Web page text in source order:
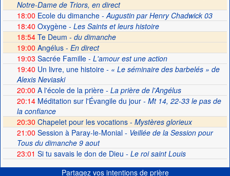
Notre-Dame de Triors, en direct
18:00 Ecole du dimanche- Augustin par Henry Chadwick 03
18:40 Oxygène- Les Saints et leurs histoire
18:54Te Deum - du dimanche
19:00 Angélus - En direct
19:03 Sacrée Famille- L'amour est une action
19:40 Un livre, une histoire- « Le séminaire des barbelés » de
Alexis Neviaski
20:00 A l'école de la prière- La prière de l'Angélus
20:14Méditation sur l'Évangile du jour- Mt 14, 22-33 le pas de
la confiance
20:30 Chapelet pour les vocations - Mystères glorieux
21:00 Session à Paray-le-Monial- Veillée de la Session pour
Tous du dimanche 9 aout
23:01 Si tu savais le don de Dieu - Le roi saint Louis
Partagez vos intentions de prière